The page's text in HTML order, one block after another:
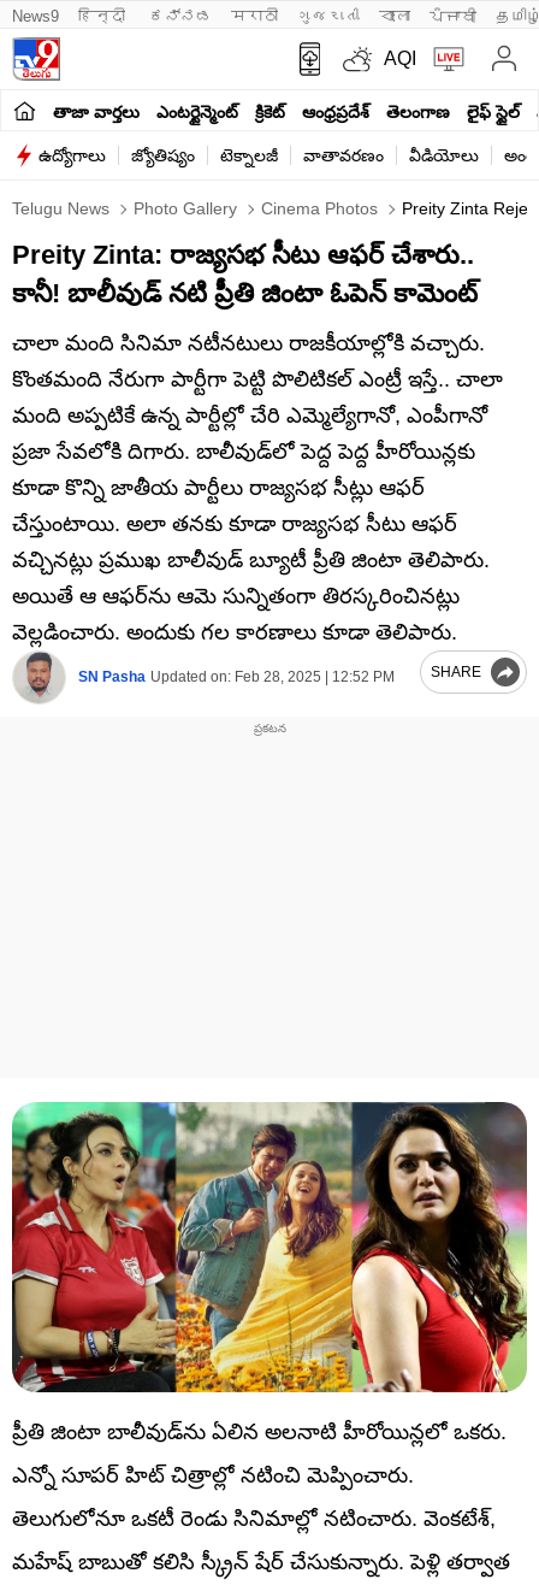
News9 हिन्दी ಕನ್ನಡ मराठी ગુજરાતી বাংলা ਪੰਜਾਬੀ
AQI
తాజా వార్తలు ఎంటర్టైన్మెంట్ క్రికెట్ ఆంధ్రప్రదేశ్ తెలంగాణ లైఫ్ స్టైల్
ఉద్యోగాలు జ్యోతిష్యం టెక్నాలజీ వాతావరణం వీడియోలు
Telugu News Photo Gallery Cinema Photos Preity Zinta
Preity Zinta: రాజ్యసభ సీటు ఆఫర్‌ చేశారు..
కానీ! బాలీవుడ్‌ నటి ప్రీతి జింటా ఓపెన్‌ కామెంట్‌
చాలా మంది సినిమా నటీనటులు రాజకీయాల్లోకి వచ్చారు.
కొంతమంది నేరుగా పార్టీగా పెట్టి పొలిటికల్‌ ఎంట్రీ ఇస్తే.. చాలా
మంది అప్పటికే ఉన్న పార్టీల్లో చేరి ఎమ్మెల్యేగానో, ఎంపీగానో
ప్రజా సేవలోకి దిగారు. బాలీవుడ్‌లో పెద్ద పెద్ద హీరోయిన్లకు
కూడా కొన్ని జాతీయ పార్టీలు రాజ్యసభ సీట్లు ఆఫర్‌
చేస్తుంటాయి. అలా తనకు కూడా రాజ్యసభ సీటు ఆఫర్‌
వచ్చినట్లు ప్రముఖ బాలీవుడ్‌ బ్యూటీ ప్రీతి జింటా తెలిపారు.
అయితే ఆ ఆఫర్‌ను ఆమె సున్నితంగా తిరస్కరించినట్లు
వెల్లడించారు. అందుకు గల కారణాలు కూడా తెలిపారు.
SN Pasha Updated on: Feb 28, 2025 | 12:52 PM SHARE
ప్రీతి జింటా బాలీవుడ్‌ను ఏలిన అలనాటి హీరోయిన్లలో ఒకరు.
ఎన్నో సూపర్‌ హిట్‌ చిత్రాల్లో నటించి మెప్పించారు.
తెలుగులోనూ ఒకటీ రెండు సినిమాల్లో నటించారు. వెంకటేశ్‌,
మహేష్‌ బాబుతో కలిసి స్క్రీన్‌ షేర్‌ చేసుకున్నారు. పెళ్లి తర్వాత